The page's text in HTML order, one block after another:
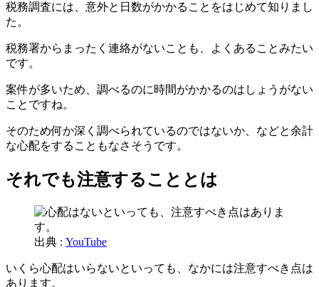
税務調査には、意外と日数がかかることをはじめて知りまし
た。
税務署からまったく連絡がないことも、よくあることみたい
です。
案件が多いため、調べるのに時間がかかるのはしょうがない
ことですね。
そのため何か深く調べられているのではないか、などと余計
な心配をすることもなさそうです。
それでも注意することとは
出典 : YouTube
いくら心配はいらないといっても、なかには注意すべき点は
あります。